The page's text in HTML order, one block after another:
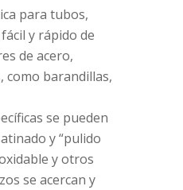
para tubos,
y rápido de
de acero,
como barandillas,
se pueden
y “pulido
y otros
se acercan y